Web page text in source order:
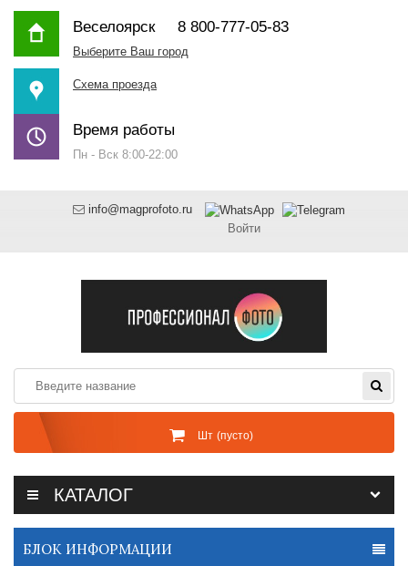
Веселоярск8 800-777-05-83
Выберите Ваш город
Схема проезда
Время работы
Пн - Вск 8:00-22:00
info@magprofoto.ru
Войти
Шт (пусто)
КАТАЛОГ
БЛОК ИНФОРМАЦИИ